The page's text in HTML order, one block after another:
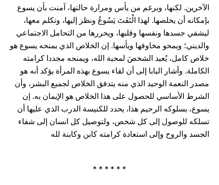
الآخرين. لكنها، وبرغم من يأس ومرارة حالتها، آمنت بأن يسوع
بإمكانه أن يخلصها. لهذا الْتَفَتَ يَسُوعُ ونظر إليها، وتكلم معها،
ليشفي جسدها ونفسها وقلبها، ويحررها من التحامل الاجتماعي
والديني؛ ويمحو مخاوفها ويأسها. إن الخلاص الذي يمنحه يسوع هو
خلاص كامل، يُعيد الشخصَ لمحبة الله، ويمنحه مجددا كرامته
الكاملة. وأشار البابا إلى أن لقاء يسوع بهذه المرأة يؤكد أنه هو
مصدر النعمة الوحيد الذي منه يتدفق الخلاص لجميع البشر، وأن
الشرط الأساسي للحصول على هذا الخلاص هو الإيمان به. إن
يسوع، بسلوكه الرحيم هذا، يحدد للكنيسة الدرب الذي عليها أن
تسلكه للوصول إلى كل شخص، ولتوصيل كل انسان إلى شفاء
الجسد والروح وإلى استعادة كرامته كابن وكابنة لله
* * * * * *